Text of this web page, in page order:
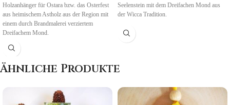
Holzanhänger für Ostara bzw. das Osterfest
aus heimischem Astholz aus der Region mit
einem durch Brandmalerei verziertem
Dreifachem Mond.
Symbolik
Seelenstein mit dem Dreifachen Mond aus
der Wicca Tradition.
Ähnliche Produkte